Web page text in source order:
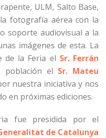
ULM, Salto Base,
fotografía aérea con la
soporte audiovisual a la
imágenes de esta. La
de la Feria el Sr. Ferrán
población el Sr. Mateu
nuestra iniciativa y nos
en próximas ediciones.
fue presidida por el
de Catalunya